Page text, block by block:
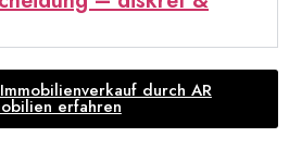
durch AR
erfahren